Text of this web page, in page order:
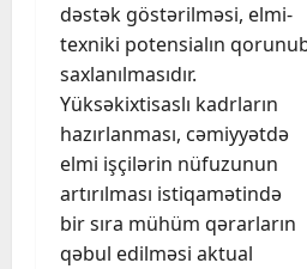
dəstək göstərilməsi, elmi-
texniki potensialın
saxlanılmasıdır.
Yüksəkixtisaslı kadrların
hazırlanması, cəmiyyətdə
elmi işçilərin nüfuzunun
artırılması istiqamətində
bir sıra mühüm qərarların
qəbul edilməsi aktual